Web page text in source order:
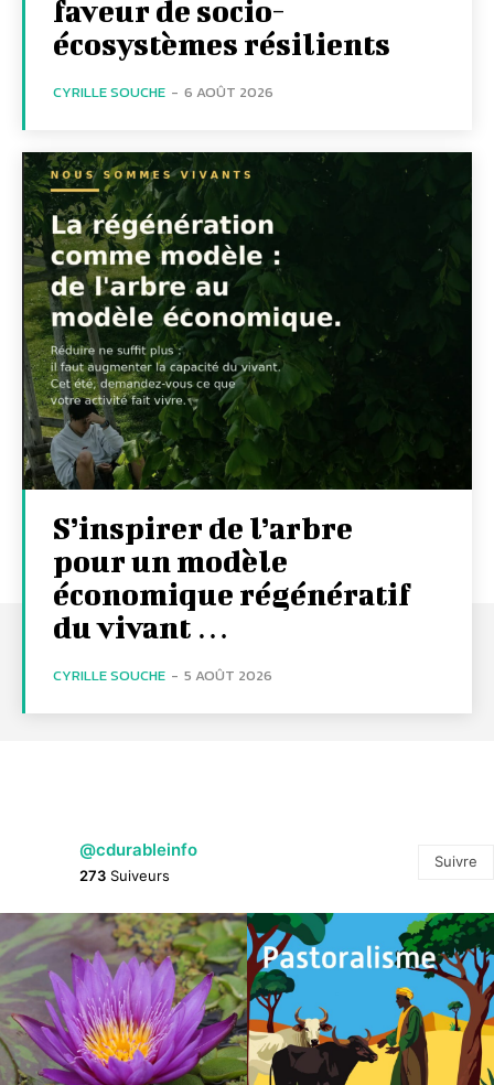
faveur de socio-
écosystèmes résilients
CYRILLE SOUCHE - 6 AOÛT 2026
S’inspirer de l’arbre
pour un modèle
économique régénératif
du vivant …
CYRILLE SOUCHE - 5 AOÛT 2026
@cdurableinfo
273 Suiveurs
Suivre